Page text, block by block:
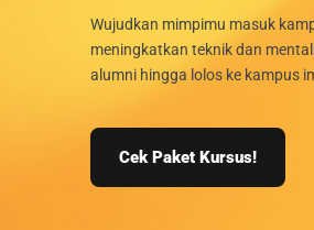
Wujudkan mimpimu masuk
meningkatkan teknik dan
alumni hingga lolos ke kampus
Cek Paket Kursus!